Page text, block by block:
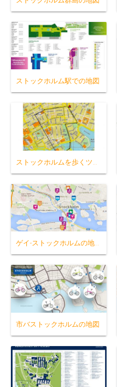
ストックホルム駅での地図
市バストックホルムの地図